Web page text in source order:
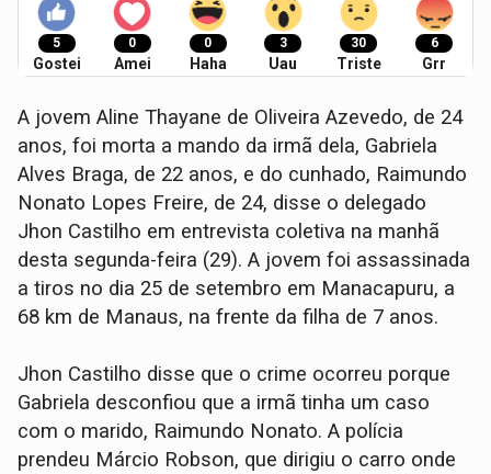
5
Gostei
0
Amei
0
Haha
3
Uau
30
Triste
6
Grr
A jovem Aline Thayane de Oliveira Azevedo, de 24
anos, foi morta a mando da irmã dela, Gabriela
Alves Braga, de 22 anos, e do cunhado, Raimundo
Nonato Lopes Freire, de 24, disse o delegado
Jhon Castilho em entrevista coletiva na manhã
desta segunda-feira (29). A jovem foi assassinada
a tiros no dia 25 de setembro em Manacapuru, a
68 km de Manaus, na frente da filha de 7 anos.
Jhon Castilho disse que o crime ocorreu porque
Gabriela desconfiou que a irmã tinha um caso
com o marido, Raimundo Nonato. A polícia
prendeu Márcio Robson, que dirigiu o carro onde